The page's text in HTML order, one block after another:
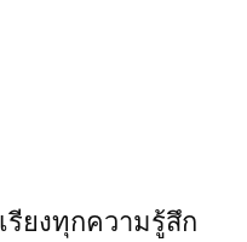
ยงทุกความรู้สึก